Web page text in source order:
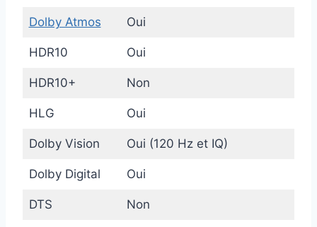
Dolby Atmos Oui
HDR10 Oui
HDR10+ Non
HLG Oui
Dolby Vision Oui (120 Hz et IQ)
Dolby Digital Oui
DTS Non